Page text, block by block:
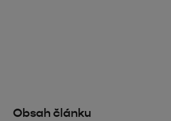
Obsah článku